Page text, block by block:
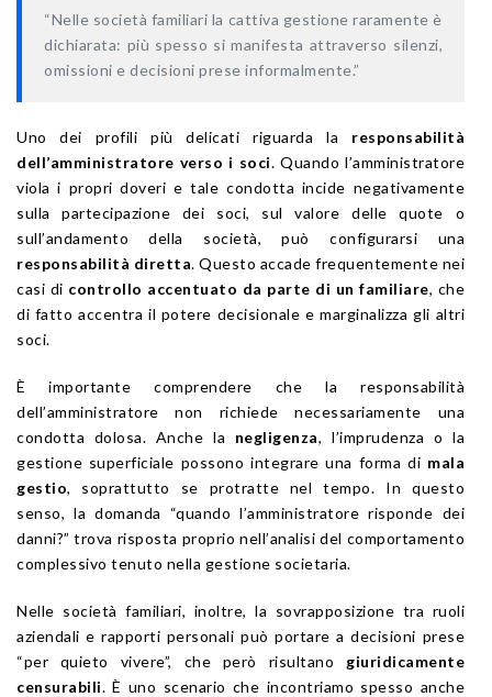
“Nelle società familiari la cattiva gestione raramente è
dichiarata: più spesso si manifesta attraverso silenzi,
omissioni e decisioni prese informalmente.”
Uno dei profili più delicati riguarda la responsabilità
dell’amministratore verso i soci. Quando l’amministratore
viola i propri doveri e tale condotta incide negativamente
sulla partecipazione dei soci, sul valore delle quote o
sull’andamento della società, può configurarsi una
responsabilità diretta. Questo accade frequentemente nei
casi di controllo accentuato da parte di un familiare, che
di fatto accentra il potere decisionale e marginalizza gli altri
soci.
È importante comprendere che la responsabilità
dell’amministratore non richiede necessariamente una
condotta dolosa. Anche la negligenza, l’imprudenza o la
gestione superficiale possono integrare una forma di mala
gestio, soprattutto se protratte nel tempo. In questo
senso, la domanda “quando l’amministratore risponde dei
danni?” trova risposta proprio nell’analisi del comportamento
complessivo tenuto nella gestione societaria.
Nelle società familiari, inoltre, la sovrapposizione tra ruoli
aziendali e rapporti personali può portare a decisioni prese
“per quieto vivere”, che però risultano giuridicamente
censurabili. È uno scenario che incontriamo spesso anche